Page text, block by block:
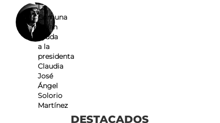
La
Comuna
Pidan
ayuda
a la
presidenta
Claudia
José
Ángel
Solorio
Martínez
DESTACADOS